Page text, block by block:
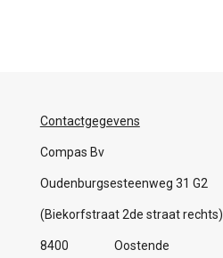
Contactgegevens
Compas Bv
Oudenburgsesteenweg 31 G2
(Biekorfstraat 2de straat rechts)
8400 Oostende